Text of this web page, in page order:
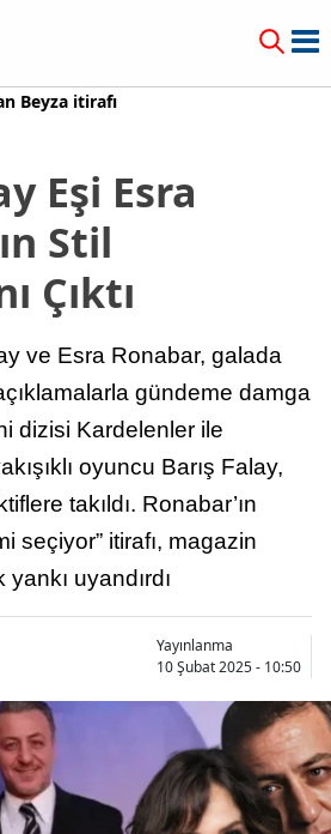
Beyza itirafı
Eşi Esra
Stil
Çıktı
ve Esra Ronabar, galada
gündeme damga
dizisi Kardelenler ile
oyuncu Barış Falay,
takıldı. Ronabar’ın
seçiyor” itirafı, magazin
uyandırdı
Yayınlanma
10 Şubat 2025 - 10:50